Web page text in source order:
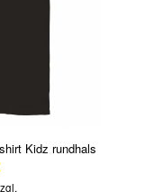
Kidz rundhals